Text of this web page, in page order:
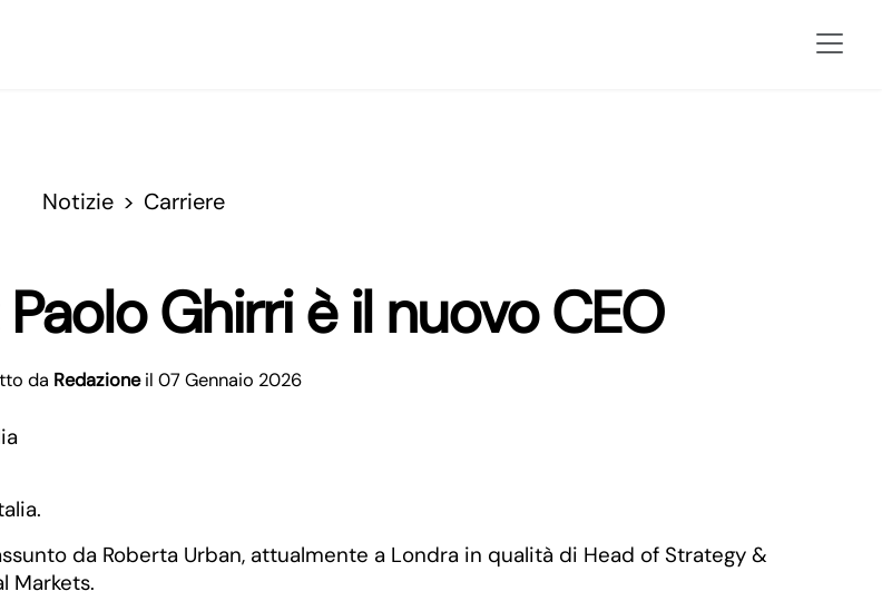
Notizie Carriere
Ghirri è il nuovo CEO
da Redazione il 07 Gennaio 2026
da Roberta Urban, attualmente a Londra in qualità di Head of Strategy &
Markets.